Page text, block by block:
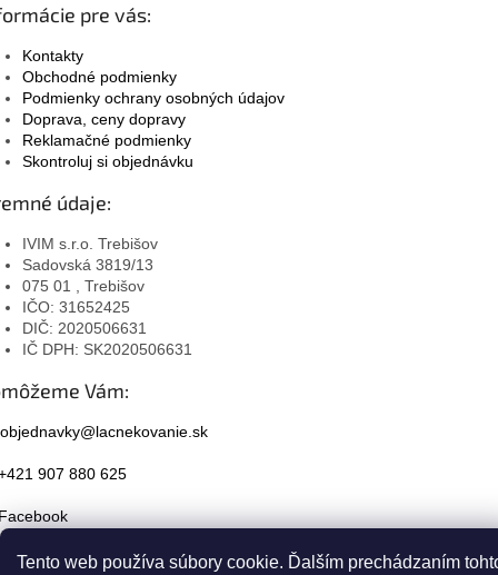
Tento web používa súbory cookie. Ďalším prechádzaním
pre vás:
Kontakty
Obchodné podmienky
Podmienky ochrany osobných údajov
Doprava, ceny dopravy
Reklamačné podmienky
Skontroluj si objednávku
údaje:
IVIM s.r.o. Trebišov
Sadovská 3819/13
075 01 , Trebišov
IČO: 31652425
DIČ: 2020506631
IČ DPH: SK2020506631
Vám:
objednavky@lacnekovanie.sk
907 880 625